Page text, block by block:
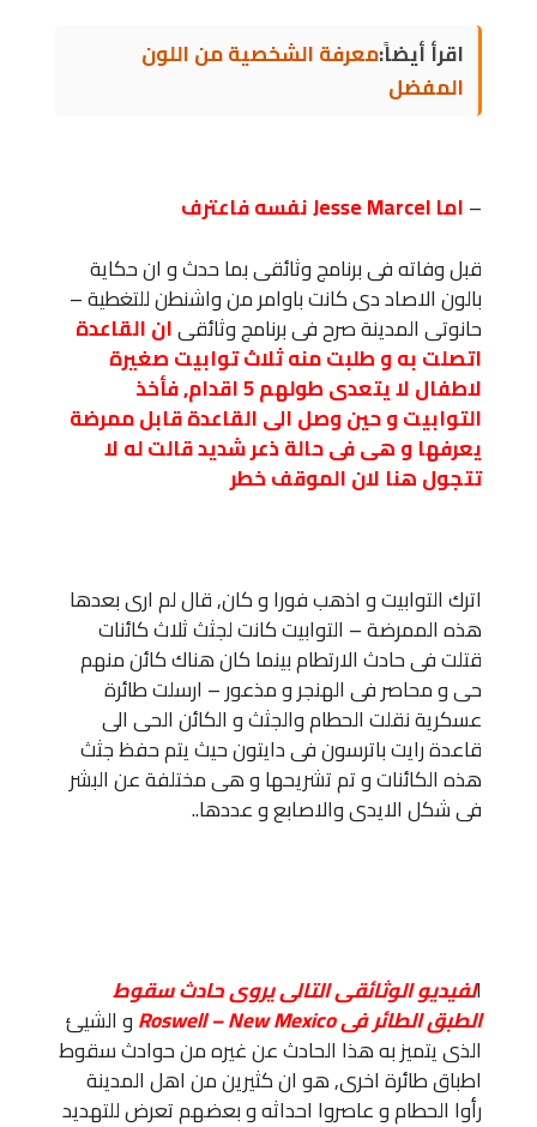
اقرأ أيضاً:معرفة الشخصية من اللون
المفضل
–اما Jesse Marcel نفسه فاعترف
قبل وفاته فى برنامج وثائقى بما حدث و ان حكاية
بالون الاصاد دى كانت باوامر من واشنطن للتغطية –
حانوتى المدينة صرح فى برنامج وثائقىان القاعدة
اتصلت به و طلبت منه ثلاث توابيت صغيرة
لاطفال لا يتعدى طولهم 5 اقدام, فأخذ
التوابيت و حين وصل الى القاعدة قابل ممرضة
يعرفها و هى فى حالة ذعر شديد قالت له لا
تتجول هنا لان الموقف خطر
اترك التوابيت و اذهب فورا و كان, قال لم ارى بعدها
هذه الممرضة – التوابيت كانت لجثث ثلاث كائنات
قتلت فى حادث الارتطام بينما كان هناك كائن منهم
حى و محاصر فى الهنجر و مذعور – ارسلت طائرة
عسكرية نقلت الحطام والجثث و الكائن الحى الى
قاعدة رايت باترسون فى دايتون حيث يتم حفظ جثث
هذه الكائنات و تم تشريحها و هى مختلفة عن البشر
فى شكل الايدى والاصابع و عددها..
الفيديو الوثائقى التالى يروى حادث سقوط
الطبق الطائر فى Roswell – New Mexico و الشيئ
الذى يتميز به هذا الحادث عن غيره من حوادث سقوط
اطباق طائرة اخرى, هو ان كثيرين من اهل المدينة
رأوا الحطام و عاصروا احداثه و بعضهم تعرض للتهديد